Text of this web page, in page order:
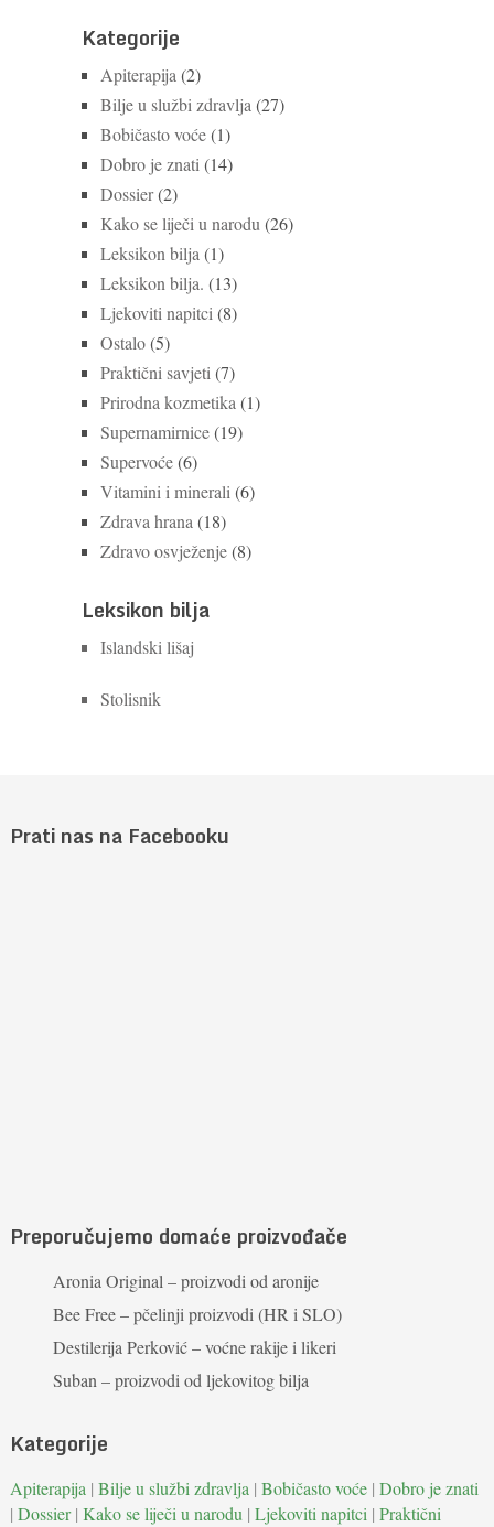
Kategorije
Apiterapija (2)
Bilje u službi zdravlja (27)
Bobičasto voće(1)
Dobro je znati (14)
Dossier(2)
Kako se liječi u narodu (26)
Leksikon bilja (1)
Leksikon bilja. (13)
Ljekoviti napitci (8)
Ostalo(5)
Praktični savjeti (7)
Prirodna kozmetika (1)
Supernamirnice(19)
Supervoće(6)
Vitamini i minerali (6)
Zdrava hrana (18)
Zdravo osvježenje(8)
Leksikon bilja
Islandski lišaj
Stolisnik
Prati nas na Facebooku
Preporučujemo domaće proizvođače
Aronia Original – proizvodi od aronije
Bee Free – pčelinji proizvodi (HR i SLO)
Destilerija Perković – voćne rakije i likeri
Suban – proizvodi od ljekovitog bilja
Kategorije
Apiterapija | Bilje u službi zdravlja | Bobičasto voće| Dobro je znati
| Dossier| Kako se liječi u narodu | Ljekoviti napitci | Praktični